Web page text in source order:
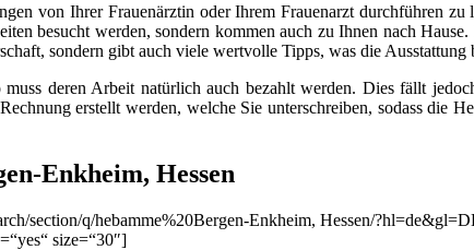
von Ihrer Frauenärztin oder Ihrem Frauenarzt durchführen
besucht werden, sondern kommen auch zu Ihnen nach
sondern gibt auch viele wertvolle Tipps, was die
deren Arbeit natürlich auch bezahlt werden. Dies fällt
erstellt werden, welche Sie unterschreiben, sodass die
Enkheim, Hessen
section/q/hebamme%20Bergen-Enkheim, Hessen/
size=“30″]